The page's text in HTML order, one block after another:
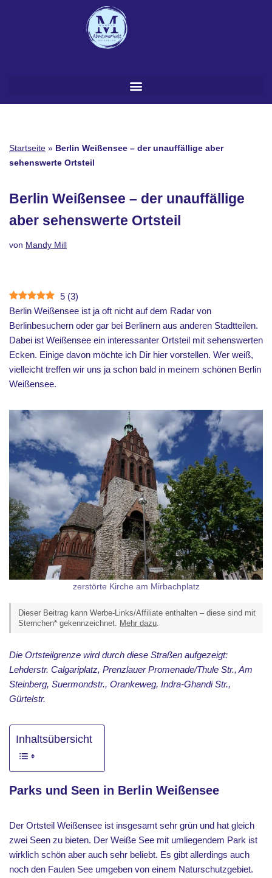
Startseite » Berlin Weißensee – der unauffällige aber
sehenswerte Ortsteil
Berlin Weißensee – der unauffällige
aber sehenswerte Ortsteil
von Mandy Mill
5 (3)
Berlin Weißensee ist ja oft nicht auf dem Radar von
Berlinbesuchern oder gar bei Berlinern aus anderen Stadtteilen.
Dabei ist Weißensee ein interessanter Ortsteil mit sehenswerten
Ecken. Einige davon möchte ich Dir hier vorstellen. Wer weiß,
vielleicht treffen wir uns ja schon bald in meinem schönen Berlin
Weißensee.
zerstörte Kirche am Mirbachplatz
Dieser Beitrag kann Werbe-Links/Affiliate enthalten – diese sind mit
Sternchen* gekennzeichnet. Mehr dazu.
Die Ortsteilgrenze wird durch diese Straßen aufgezeigt:
Lehderstr. Calgariplatz, Prenzlauer Promenade/Thule Str., Am
Steinberg, Suermondstr., Orankeweg, Indra-Ghandi Str.,
Gürtelstr.
Inhaltsübersicht
Parks und Seen in Berlin Weißensee
Der Ortsteil Weißensee ist insgesamt sehr grün und hat gleich
zwei Seen zu bieten. Der Weiße See mit umliegendem Park ist
wirklich schön aber auch sehr beliebt. Es gibt allerdings auch
noch den Faulen See umgeben von einem Naturschutzgebiet.